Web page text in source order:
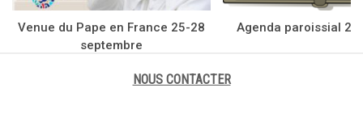
Venue du Pape en France 25-28
septembre
Agenda paroissial
NOUS CONTACTER